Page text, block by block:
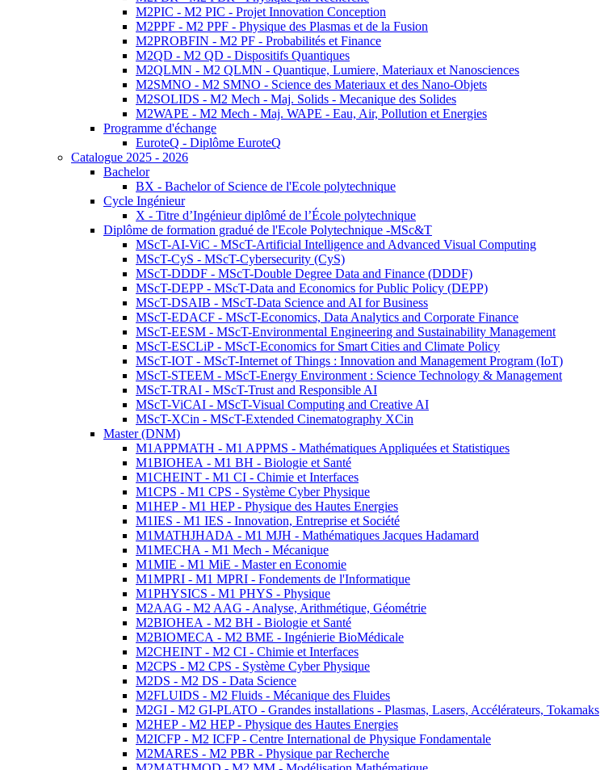
M2PIC - M2 PIC - Projet Innovation Conception
M2PPF - M2 PPF - Physique des Plasmas et de la Fusion
M2PROBFIN - M2 PF - Probabilités et Finance
M2QD - M2 QD - Dispositifs Quantiques
M2QLMN - M2 QLMN - Quantique, Lumiere, Materiaux et Nanosciences
M2SMNO - M2 SMNO - Science des Materiaux et des Nano-Objets
M2SOLIDS - M2 Mech - Maj. Solids - Mecanique des Solides
M2WAPE - M2 Mech - Maj. WAPE - Eau, Air, Pollution et Energies
Programme d'échange
EuroteQ - Diplôme EuroteQ
Catalogue 2025 - 2026
Bachelor
BX - Bachelor of Science de l'Ecole polytechnique
Cycle Ingénieur
X - Titre d’Ingénieur diplômé de l’École polytechnique
Diplôme de formation gradué de l'Ecole Polytechnique -MSc&T
MScT-AI-ViC - MScT-Artificial Intelligence and Advanced Visual Computing
MScT-CyS - MScT-Cybersecurity (CyS)
MScT-DDDF - MScT-Double Degree Data and Finance (DDDF)
MScT-DEPP - MScT-Data and Economics for Public Policy (DEPP)
MScT-DSAIB - MScT-Data Science and AI for Business
MScT-EDACF - MScT-Economics, Data Analytics and Corporate Finance
MScT-EESM - MScT-Environmental Engineering and Sustainability Management
MScT-ESCLiP - MScT-Economics for Smart Cities and Climate Policy
MScT-IOT - MScT-Internet of Things : Innovation and Management Program (IoT)
MScT-STEEM - MScT-Energy Environment : Science Technology & Management
MScT-TRAI - MScT-Trust and Responsible AI
MScT-ViCAI - MScT-Visual Computing and Creative AI
MScT-XCin - MScT-Extended Cinematography XCin
Master (DNM)
M1APPMATH - M1 APPMS - Mathématiques Appliquées et Statistiques
M1BIOHEA - M1 BH - Biologie et Santé
M1CHEINT - M1 CI - Chimie et Interfaces
M1CPS - M1 CPS - Système Cyber Physique
M1HEP - M1 HEP - Physique des Hautes Energies
M1IES - M1 IES - Innovation, Entreprise et Société
M1MATHJHADA - M1 MJH - Mathématiques Jacques Hadamard
M1MECHA - M1 Mech - Mécanique
M1MIE - M1 MiE - Master en Economie
M1MPRI - M1 MPRI - Fondements de l'Informatique
M1PHYSICS - M1 PHYS - Physique
M2AAG - M2 AAG - Analyse, Arithmétique, Géométrie
M2BIOHEA - M2 BH - Biologie et Santé
M2BIOMECA - M2 BME - Ingénierie BioMédicale
M2CHEINT - M2 CI - Chimie et Interfaces
M2CPS - M2 CPS - Système Cyber Physique
M2DS - M2 DS - Data Science
M2FLUIDS - M2 Fluids - Mécanique des Fluides
M2GI - M2 GI-PLATO - Grandes installations - Plasmas, Lasers, Accélérateurs, Tokamaks
M2HEP - M2 HEP - Physique des Hautes Energies
M2ICFP - M2 ICFP - Centre International de Physique Fondamentale
M2MARES - M2 PBR - Physique par Recherche